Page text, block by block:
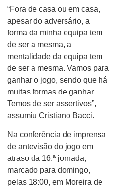
“Fora de casa ou em casa,
apesar do adversário, a
forma da minha equipa tem
de ser a mesma, a
mentalidade da equipa tem
de ser a mesma. Vamos para
ganhar o jogo, sendo que há
muitas formas de ganhar.
Temos de ser assertivos”,
assumiu Cristiano Bacci.
Na conferência de imprensa
de antevisão do jogo em
atraso da 16.ª jornada,
marcado para domingo,
pelas 18:00, em Moreira de